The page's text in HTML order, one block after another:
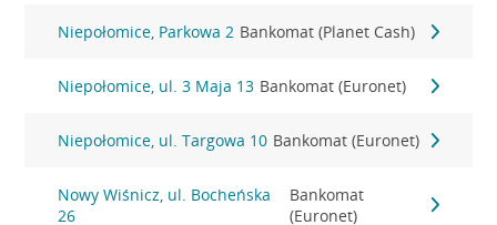
Niepołomice, Parkowa 2 Bankomat (Planet Cash)
Niepołomice, ul. 3 Maja 13 Bankomat (Euronet)
Niepołomice, ul. Targowa 10 Bankomat (Euronet)
Nowy Wiśnicz, ul. Bocheńska
26
Bankomat
(Euronet)